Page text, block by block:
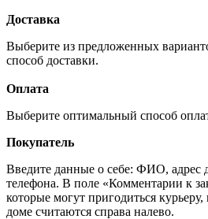
Доставка
Выберите из предложенных
способ доставки.
Оплата
Выберите оптимальный способ
Покупатель
Введите данные о себе: ФИО, адрес
телефона. В поле «Комментарии к
которые могут пригодиться
доме считаются справа налево.